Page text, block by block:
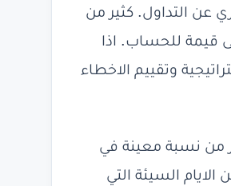
عن التداول. كثير من
عند 15 الى 20 بالمئة من اعلى قيمة للحساب. اذا
وتقييم الاخطاء
من نسبة معينة في
من الايام السيئة التي